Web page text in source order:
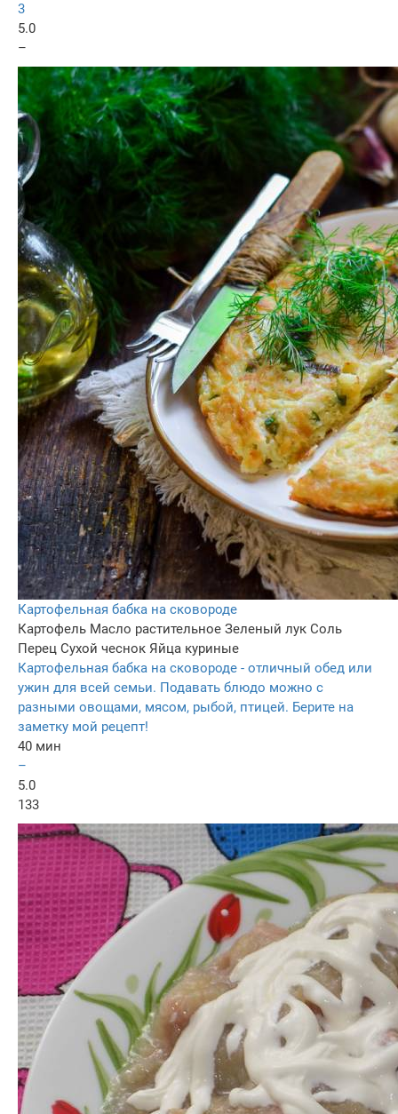
3
5.0
–
Картофельная бабка на сковороде
Картофель Масло растительное Зеленый лук Соль
Перец Сухой чеснок Яйца куриные
Картофельная бабка на сковороде - отличный обед или
ужин для всей семьи. Подавать блюдо можно с
разными овощами, мясом, рыбой, птицей. Берите на
заметку мой рецепт!
40 мин
–
5.0
133